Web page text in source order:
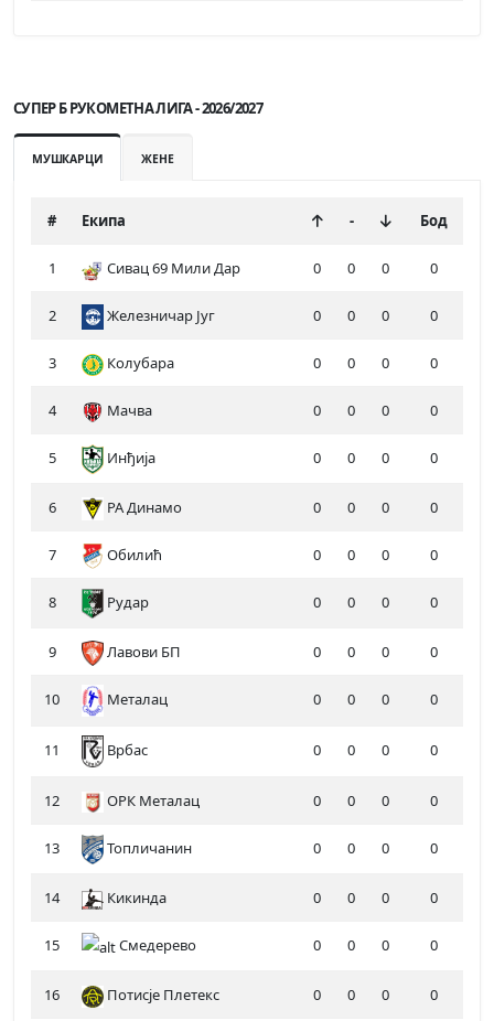
СУПЕР Б РУКОМЕТНА ЛИГА - 2026/2027
МУШКАРЦИ ЖЕНЕ
# Екипа - Бод
1 Сивац 69 Мили Дар 0 0 0 0
2 Железничар Југ 0 0 0 0
3 Колубара 0 0 0 0
4 Мачва 0 0 0 0
5 Инђија 0 0 0 0
6 РА Динамо 0 0 0 0
7 Обилић 0 0 0 0
8 Рудар 0 0 0 0
9 Лавови БП 0 0 0 0
10 Металац 0 0 0 0
11 Врбас 0 0 0 0
12 ОРК Металац 0 0 0 0
13 Топличанин 0 0 0 0
14 Кикинда 0 0 0 0
15 Смедерево 0 0 0 0
16 Потисје Плетекс 0 0 0 0